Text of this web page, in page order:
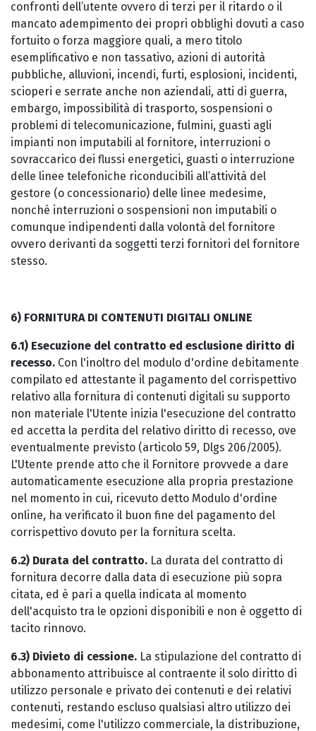
confronti dell’utente ovvero di terzi per il ritardo o il
mancato adempimento dei propri obblighi dovuti a caso
fortuito o forza maggiore quali, a mero titolo
esemplificativo e non tassativo, azioni di autorità
pubbliche, alluvioni, incendi, furti, esplosioni, incidenti,
scioperi e serrate anche non aziendali, atti di guerra,
embargo, impossibilità di trasporto, sospensioni o
problemi di telecomunicazione, fulmini, guasti agli
impianti non imputabili al fornitore, interruzioni o
sovraccarico dei flussi energetici, guasti o interruzione
delle linee telefoniche riconducibili all’attività del
gestore (o concessionario) delle linee medesime,
nonché interruzioni o sospensioni non imputabili o
comunque indipendenti dalla volontà del fornitore
ovvero derivanti da soggetti terzi fornitori del fornitore
stesso.
6) FORNITURA DI CONTENUTI DIGITALI ONLINE
6.1) Esecuzione del contratto ed esclusione diritto di
recesso. Con l'inoltro del modulo d'ordine debitamente
compilato ed attestante il pagamento del corrispettivo
relativo alla fornitura di contenuti digitali su supporto
non materiale l'Utente inizia l'esecuzione del contratto
ed accetta la perdita del relativo diritto di recesso, ove
eventualmente previsto (articolo 59, Dlgs 206/2005).
L'Utente prende atto che il Fornitore provvede a dare
automaticamente esecuzione alla propria prestazione
nel momento in cui, ricevuto detto Modulo d'ordine
online, ha verificato il buon fine del pagamento del
corrispettivo dovuto per la fornitura scelta.
6.2) Durata del contratto. La durata del contratto di
fornitura decorre dalla data di esecuzione più sopra
citata, ed è pari a quella indicata al momento
dell'acquisto tra le opzioni disponibili e non è oggetto di
tacito rinnovo.
6.3) Divieto di cessione. La stipulazione del contratto di
abbonamento attribuisce al contraente il solo diritto di
utilizzo personale e privato dei contenuti e dei relativi
contenuti, restando escluso qualsiasi altro utilizzo dei
medesimi, come l'utilizzo commerciale, la distribuzione,